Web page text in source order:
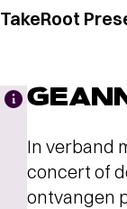
TakeRoot
In verband
concert of
ontvangen